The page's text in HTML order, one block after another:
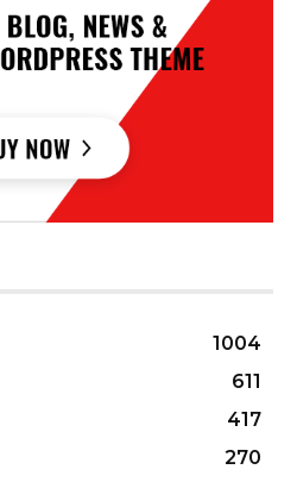
1004
611
417
270